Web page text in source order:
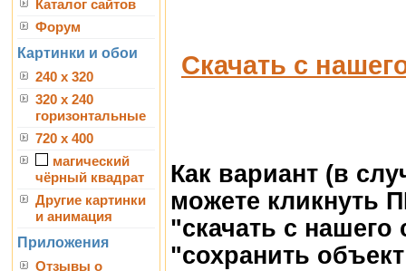
Каталог сайтов
Форум
Картинки и обои
240 x 320
320 x 240
горизонтальные
720 x 400
магический
чёрный квадрат
Другие картинки
и анимация
Приложения
Отзывы о
Скачать с
Как вариант (в
можете кликнуть
"скачать с
"сохранить